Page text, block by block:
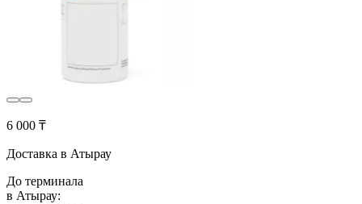
6 000 ₸
Доставка в Атырау
До терминала
в Атырау: